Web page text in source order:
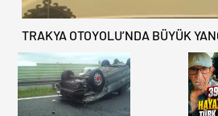
TRAKYA OTOYOLU’NDA BÜYÜK